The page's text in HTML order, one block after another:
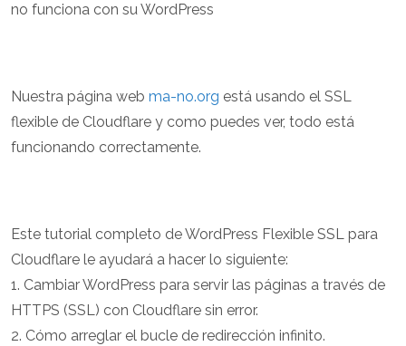
no funciona con su WordPress
Nuestra página web ma-no.org está usando el SSL
flexible de Cloudflare y como puedes ver, todo está
funcionando correctamente.
Este tutorial completo de WordPress Flexible SSL para
Cloudflare le ayudará a hacer lo siguiente:
1. Cambiar WordPress para servir las páginas a través de
HTTPS (SSL) con Cloudflare sin error.
2. Cómo arreglar el bucle de redirección infinito.